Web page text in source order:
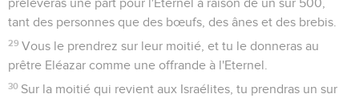
Nombres 32
Seuls les Évangiles sont disponibles en vidéo pour le moment.